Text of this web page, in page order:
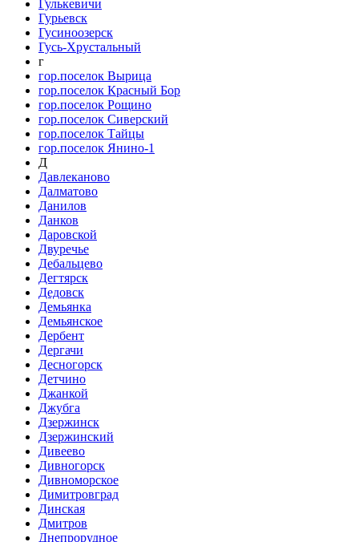
Гулькевичи
Гурьевск
Гусиноозерск
Гусь-Хрустальный
г
гор.поселок Вырица
гор.поселок Красный Бор
гор.поселок Рощино
гор.поселок Сиверский
гор.поселок Тайцы
гор.поселок Янино-1
Д
Давлеканово
Далматово
Данилов
Данков
Даровской
Двуречье
Дебальцево
Дегтярск
Дедовск
Демьянка
Демьянское
Дербент
Дергачи
Десногорск
Детчино
Джанкой
Джубга
Дзержинск
Дзержинский
Дивеево
Дивногорск
Дивноморское
Димитровград
Динская
Дмитров
Днепрорудное